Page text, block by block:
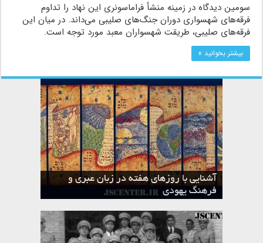
سومین دیدگاه در زمینه منشأ فراماسونری این نهاد را تداوم
فرقه‌های شهسواری دوران جنگ‌های صلیبی می‌داند. در میان این
فرقه‌های صلیبی، طریقت شهسواران معبد مورد توجه است.
بیشتر بخوانید »
آشنایی با روزهای هفته در زبان عبری و
فرهنگ یهودی
ماه نیسان در تقویم عبری و میراث یهود
تقویم عبری
ماه شواط در تقویم عبری و میراث یهود
ماه طوت در تقویم عبری و میراث یهود
ماه حشوان در تقویم عبری و میراث یهود
ماه تیشری در تقویم عبری و میراث یهود
ماه الول در تقویم عبری و میراث یهود